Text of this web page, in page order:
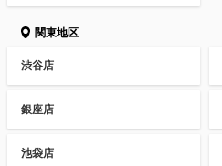
関東地区
渋谷店
銀座店
池袋店